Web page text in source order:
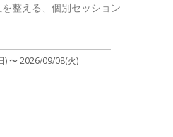
整える、個別セッション
) 〜2026/09/08(火)